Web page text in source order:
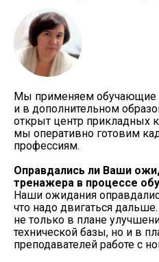
Мы применяем обучающие
и в дополнительном
открыт центр прикладных
мы оперативно готовим
профессиям.
Оправдались ли Ваши
тренажера в процессе
Наши ожидания
что надо двигаться
не только в плане
технической базы, но и в
преподавателей работе с